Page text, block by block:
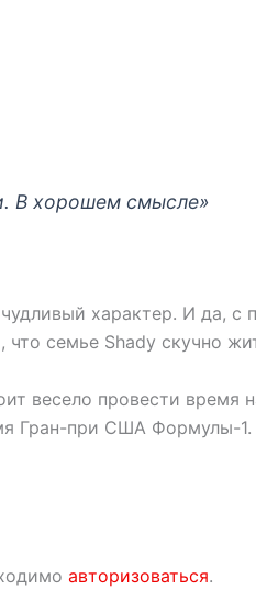
В хорошем смысле»
характер. И да, с
семье Shady скучно
весело провести время
Гран-при США Формулы-1.
авторизоваться.